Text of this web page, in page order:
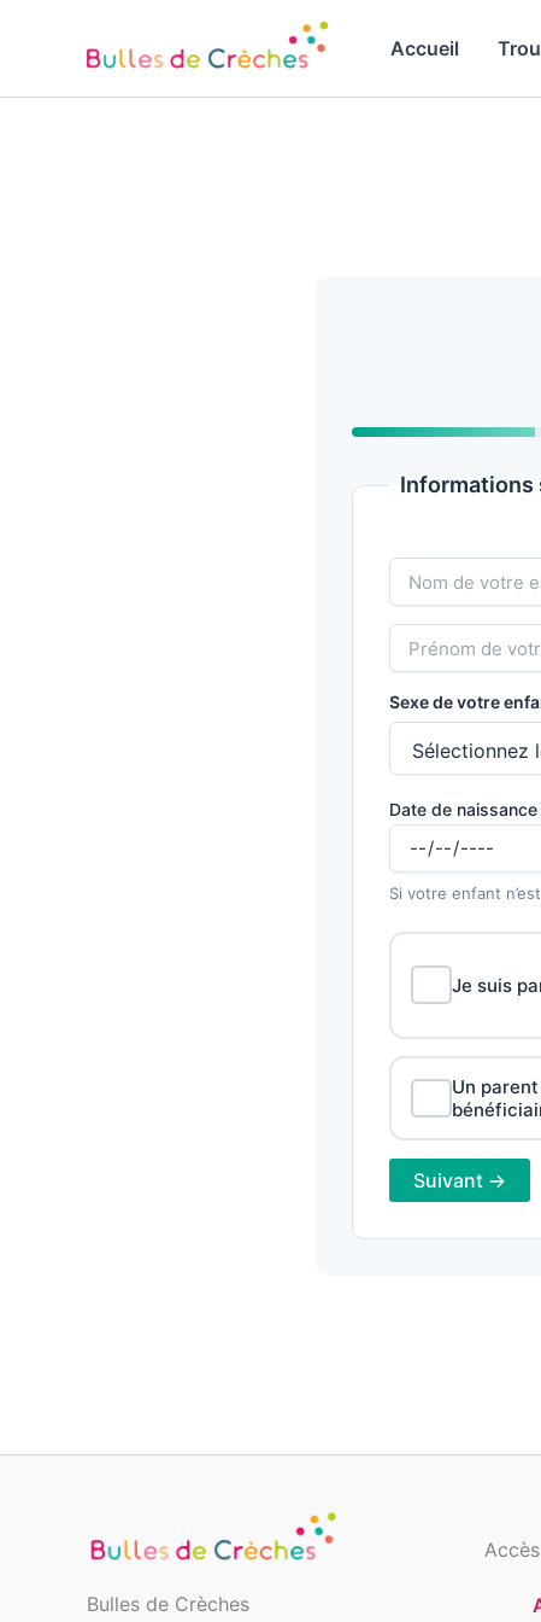
Accueil
Informations
Sexe de votre
Date de
Si votre enfant
Je suis
Un
Suivant →
Bulles de Crèches